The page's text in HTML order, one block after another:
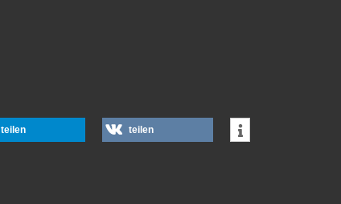
teilen teilen